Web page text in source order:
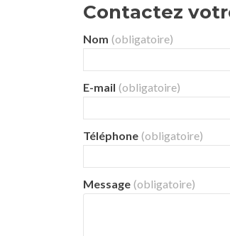
Contactez
Nom (obligatoire)
E-mail (obligatoire)
Téléphone (obligatoire)
Message (obligatoire)